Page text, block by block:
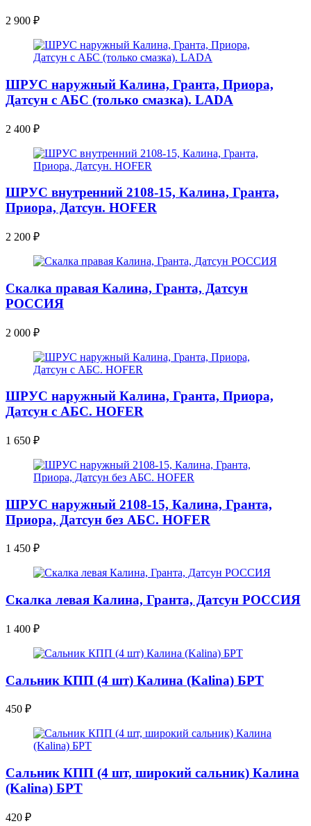
2 900 ₽
ШРУС наружный Калина, Гранта, Приора,
Датсун с АБС (только смазка). LADA
2 400 ₽
ШРУС внутренний 2108-15, Калина, Гранта,
Приора, Датсун. HOFER
2 200 ₽
Скалка правая Калина, Гранта, Датсун
РОССИЯ
2 000 ₽
ШРУС наружный Калина, Гранта, Приора,
Датсун с АБС. HOFER
1 650 ₽
ШРУС наружный 2108-15, Калина, Гранта,
Приора, Датсун без АБС. HOFER
1 450 ₽
Скалка левая Калина, Гранта, Датсун РОССИЯ
1 400 ₽
Сальник КПП (4 шт) Калина (Kalina) БРТ
450 ₽
Сальник КПП (4 шт, широкий сальник) Калина
(Kalina) БРТ
420 ₽